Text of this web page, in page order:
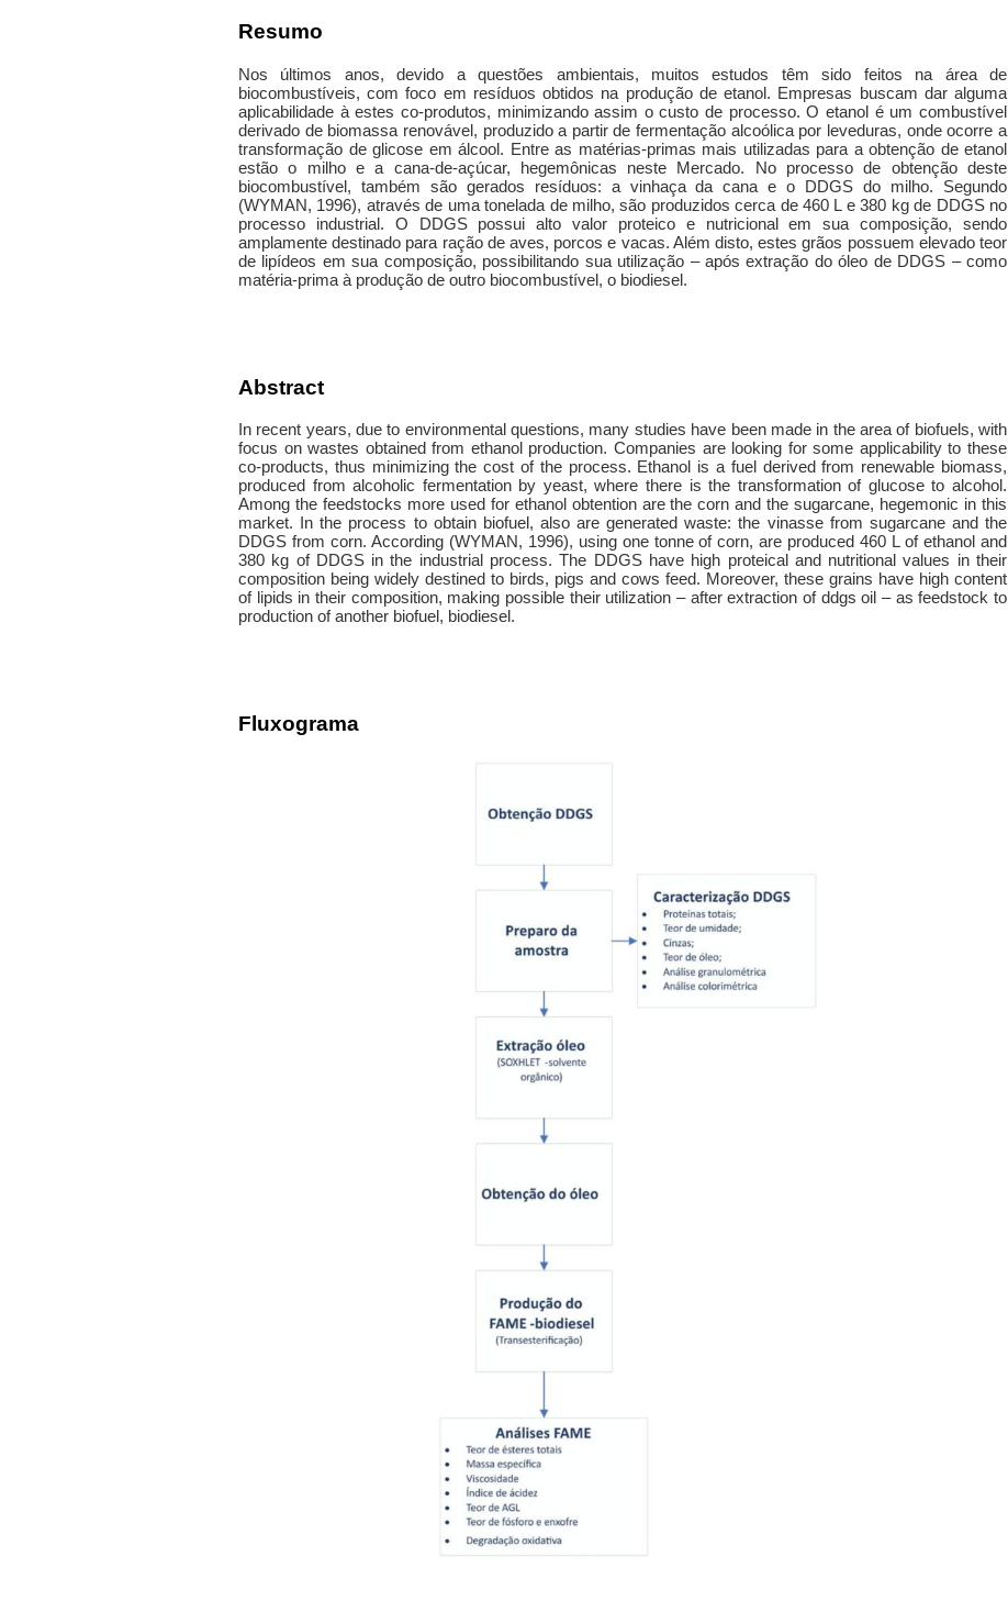
Resumo
Nos últimos anos, devido a questões ambientais, muitos estudos têm sido feitos na área de
biocombustíveis, com foco em resíduos obtidos na produção de etanol. Empresas buscam dar alguma
aplicabilidade à estes co-produtos, minimizando assim o custo de processo. O etanol é um combustível
derivado de biomassa renovável, produzido a partir de fermentação alcoólica por leveduras, onde ocorre a
transformação de glicose em álcool. Entre as matérias-primas mais utilizadas para a obtenção de etanol
estão o milho e a cana-de-açúcar, hegemônicas neste Mercado. No processo de obtenção deste
biocombustível, também são gerados resíduos: a vinhaça da cana e o DDGS do milho. Segundo
(WYMAN, 1996), através de uma tonelada de milho, são produzidos cerca de 460 L e 380 kg de DDGS no
processo industrial. O DDGS possui alto valor proteico e nutricional em sua composição, sendo
amplamente destinado para ração de aves, porcos e vacas. Além disto, estes grãos possuem elevado teor
de lipídeos em sua composição, possibilitando sua utilização – após extração do óleo de DDGS – como
matéria-prima à produção de outro biocombustível, o biodiesel.
Abstract
In recent years, due to environmental questions, many studies have been made in the area of biofuels, with
focus on wastes obtained from ethanol production. Companies are looking for some applicability to these
co-products, thus minimizing the cost of the process. Ethanol is a fuel derived from renewable biomass,
produced from alcoholic fermentation by yeast, where there is the transformation of glucose to alcohol.
Among the feedstocks more used for ethanol obtention are the corn and the sugarcane, hegemonic in this
market. In the process to obtain biofuel, also are generated waste: the vinasse from sugarcane and the
DDGS from corn. According (WYMAN, 1996), using one tonne of corn, are produced 460 L of ethanol and
380 kg of DDGS in the industrial process. The DDGS have high proteical and nutritional values in their
composition being widely destined to birds, pigs and cows feed. Moreover, these grains have high content
of lipids in their composition, making possible their utilization – after extraction of ddgs oil – as feedstock to
production of another biofuel, biodiesel.
Fluxograma